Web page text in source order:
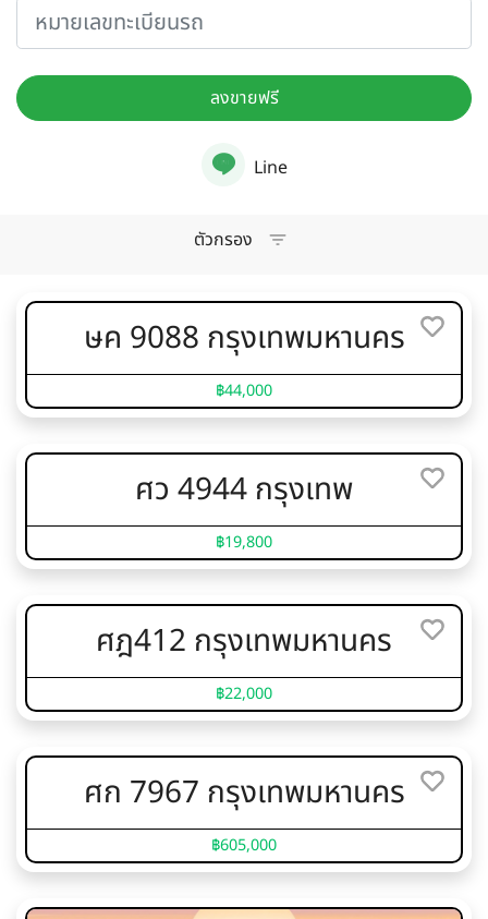
ลงขายฟรี
Line
ตัวกรอง
ษค 9088 กรุงเทพมหานคร
฿44,000
ศว 4944 กรุงเทพ
฿19,800
ศฎ412 กรุงเทพมหานคร
฿22,000
ศก 7967 กรุงเทพมหานคร
฿605,000